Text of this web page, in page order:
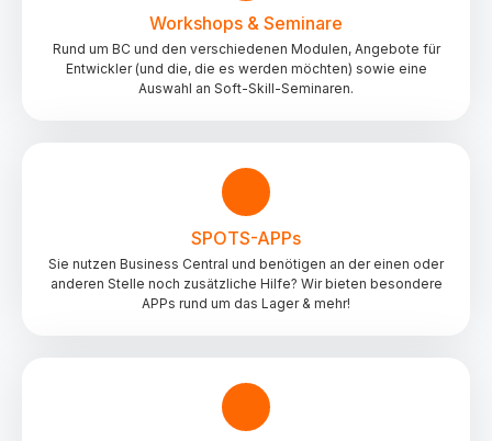
Workshops & Seminare
Rund um BC und den verschiedenen Modulen, Angebote für
Entwickler (und die, die es werden möchten) sowie eine
Auswahl an Soft-Skill-Seminaren.
SPOTS-APPs
Sie nutzen Business Central und benötigen an der einen oder
anderen Stelle noch zusätzliche Hilfe? Wir bieten besondere
APPs rund um das Lager & mehr!